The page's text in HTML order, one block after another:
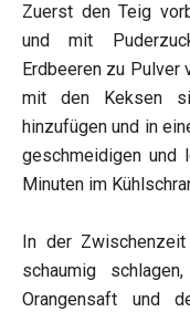
Zuerst den Teig
und mit
Erdbeeren zu Pulver
mit den Keksen
hinzufügen und in
geschmeidigen und
Minuten im
In der
schaumig
Orangensaft und